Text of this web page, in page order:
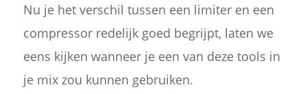
Nu je het verschil tussen een limiter en een
compressor redelijk goed begrijpt, laten we
eens kijken wanneer je een van deze tools in
je mix zou kunnen gebruiken.